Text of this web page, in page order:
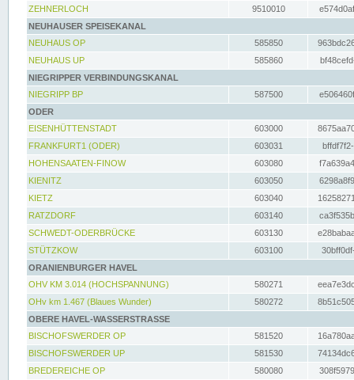
ZEHNERLOCH
9510010
NEUHAUSER SPEISEKANAL
NEUHAUS OP
585850
NEUHAUS UP
585860
NIEGRIPPER VERBINDUNGSKANAL
NIEGRIPP BP
587500
ODER
EISENHÜTTENSTADT
603000
FRANKFURT1 (ODER)
603031
HOHENSAATEN-FINOW
603080
KIENITZ
603050
KIETZ
603040
RATZDORF
603140
SCHWEDT-ODERBRÜCKE
603130
STÜTZKOW
603100
ORANIENBURGER HAVEL
OHV KM 3.014 (HOCHSPANNUNG)
580271
OHv km 1.467 (Blaues Wunder)
580272
OBERE HAVEL-WASSERSTRASSE
BISCHOFSWERDER OP
581520
BISCHOFSWERDER UP
581530
BREDEREICHE OP
580080